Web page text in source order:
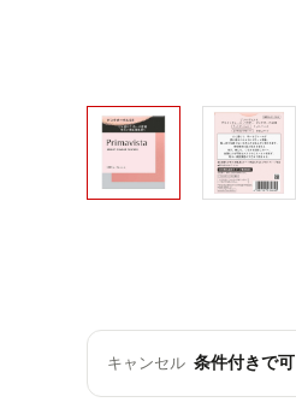
キャンセル 条件付きで可